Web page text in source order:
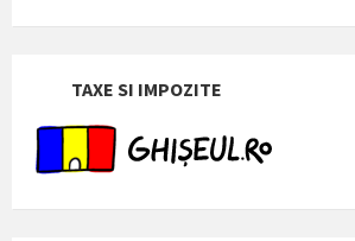
TAXE SI IMPOZITE